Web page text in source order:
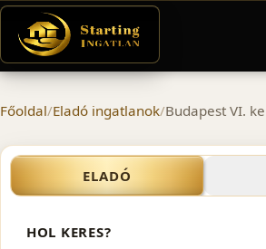
Főoldal/Eladó ingatlanok/Budapest VI.
Eladó ingatlanok
ELADÓ
HOL KERES?